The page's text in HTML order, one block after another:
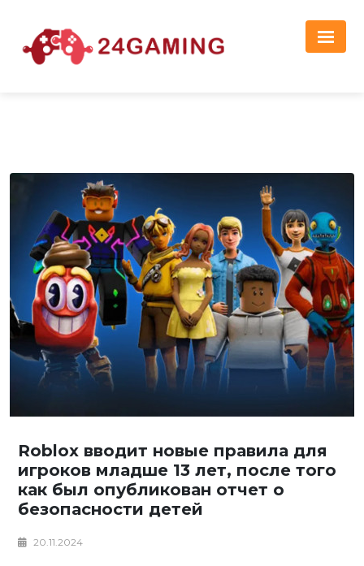
Roblox вводит новые правила для
игроков младше 13 лет, после того
как был опубликован отчет о
безопасности детей
20.11.2024